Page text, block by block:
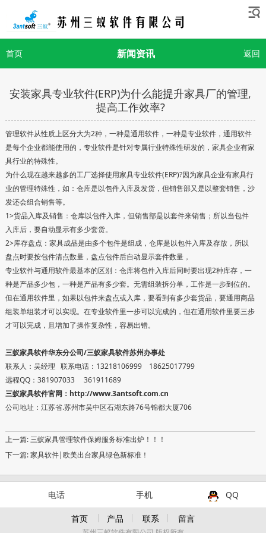
首页 返回
新闻资讯
安装家具专业软件(ERP)为什么能提升家具厂的管理,
提高工作效率?
管理软件从性质上区分大为2种，一种是通用软件，一种是专业软件，通用软件
是每个企业都能使用的，专业软件是针对专属行业特殊性研发的，家具企业有家
具行业的特殊性。
为什么现在越来越多的工厂选择使用家具专业软件(ERP)?因为家具企业有家具行
业的管理特殊性，如：仓库是以包件入库及发货，但销售部又是以整套销售，沙
发还会组合销售等。
1>货品入库及销售：仓库以包件入库，但销售部是以套件来销售；所以当包件
入库后，要自动显示有多少套货。
2>库存盘点：家具成品是由多个包件是组成，仓库是以包件入库及存放，所以
盘点时要按包件清点数量，盘点包件后自动显示套件数量，
专业软件与通用软件最基本的区别：仓库将包件入库后同时要出现2种库存，一
种是产品多少包，一种是产品有多少套。无需组装拆分单，工作是一步到位的。
但在通用软件里，如果以包件来盘点或入库，要看到有多少套货品，要通用商品
组装单组装才可以实现。在专业软件里一步可以完成的，但在通用软件里要三步
才可以完成，且增加了操作复杂性，容易出错。
三蚁家具软件华东分公司/三蚁家具软件苏州办事处
联系人：吴经理 联系电话：13218106999 18625017799
远程QQ：381907033 361911689
三蚁家具软件官网： http://www.3antsoft.com.cn
公司地址：江苏省.苏州市吴中区石湖东路76号锦都大厦706
上一篇:三蚁家具管理软件保姆服务标准出炉！！！
下一篇:家具软件|欧美出台家具绿色新标准！
电话 手机 QQ
首页 产品 联系 留言